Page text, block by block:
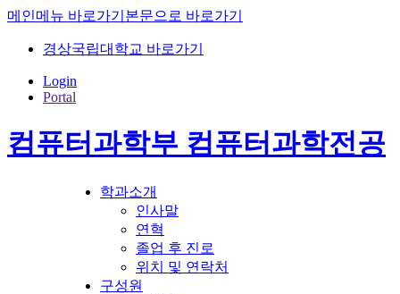
메인메뉴 바로가기 본문으로 바로가기
경상국립대학교 바로가기
Login
Portal
컴퓨터과학부 컴퓨터과학전공
학과소개
인사말
연혁
졸업 후 진로
위치 및 연락처
구성원